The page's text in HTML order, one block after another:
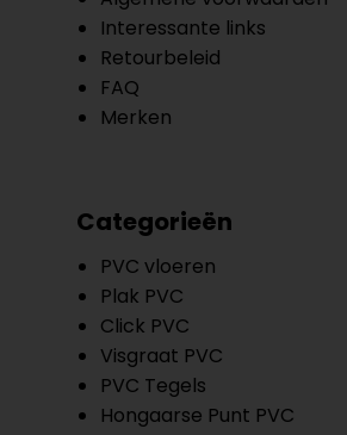
Interessante links
Retourbeleid
FAQ
Merken
Categorieën
PVC vloeren
Plak PVC
Click PVC
Visgraat PVC
PVC Tegels
Hongaarse Punt PVC